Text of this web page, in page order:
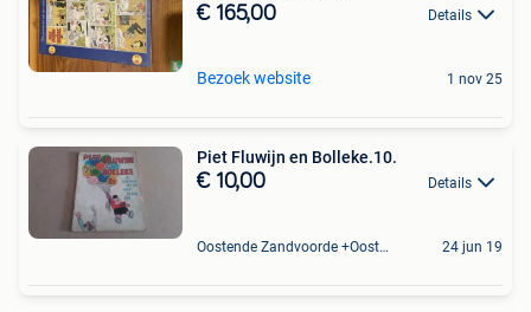
€ 165,00 Details
Bezoek website 1 nov 25
Piet Fluwijn en Bolleke.10.
€ 10,00 Details
Oostende Zandvoorde +Oostende 24 jun 19